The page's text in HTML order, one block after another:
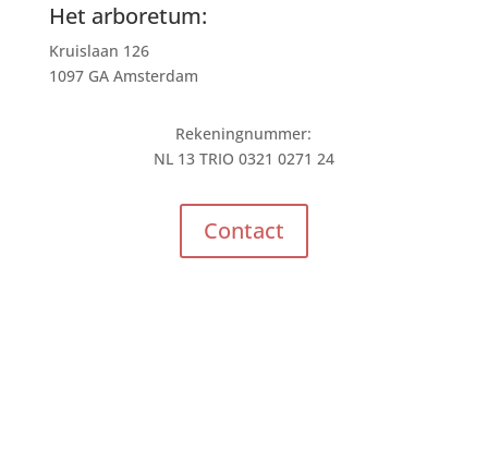
Het arboretum:
Kruislaan 126
1097 GA Amsterdam
Rekeningnummer:
NL 13 TRIO 0321 0271 24
Contact